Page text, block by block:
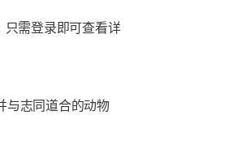
只需登录即可查看详
与志同道合的动物